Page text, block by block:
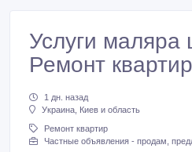
Услуги маляра
Ремонт квартир
1 дн. назад
Украина, Киев и область
Ремонт квартир
Частные объявления - продам,